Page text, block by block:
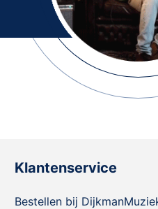
Klantenservice
Bestellen bij